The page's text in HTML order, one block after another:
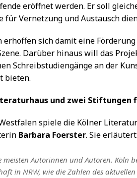
eröffnet werden. Er soll
für Vernetzung und Austausch
sich damit eine
Darüber hinaus will das
Schreibstudiengänge an der
bieten.
und zwei Stiftungen
spiele die Kölner
Barbara Foerster. Sie erläutert:
meisten Autorinnen und Autoren. Köln
in NRW, wie die Zahlen des